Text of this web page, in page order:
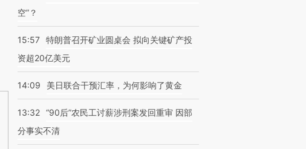
空”？
15:57 特朗普召开矿业圆桌会 拟向关键矿产投
资超20亿美元
14:09 美日联合干预汇率，为何影响了黄金
13:32 “90后”农民工讨薪涉刑案发回重审 因部
分事实不清